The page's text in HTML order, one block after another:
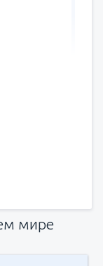
мире